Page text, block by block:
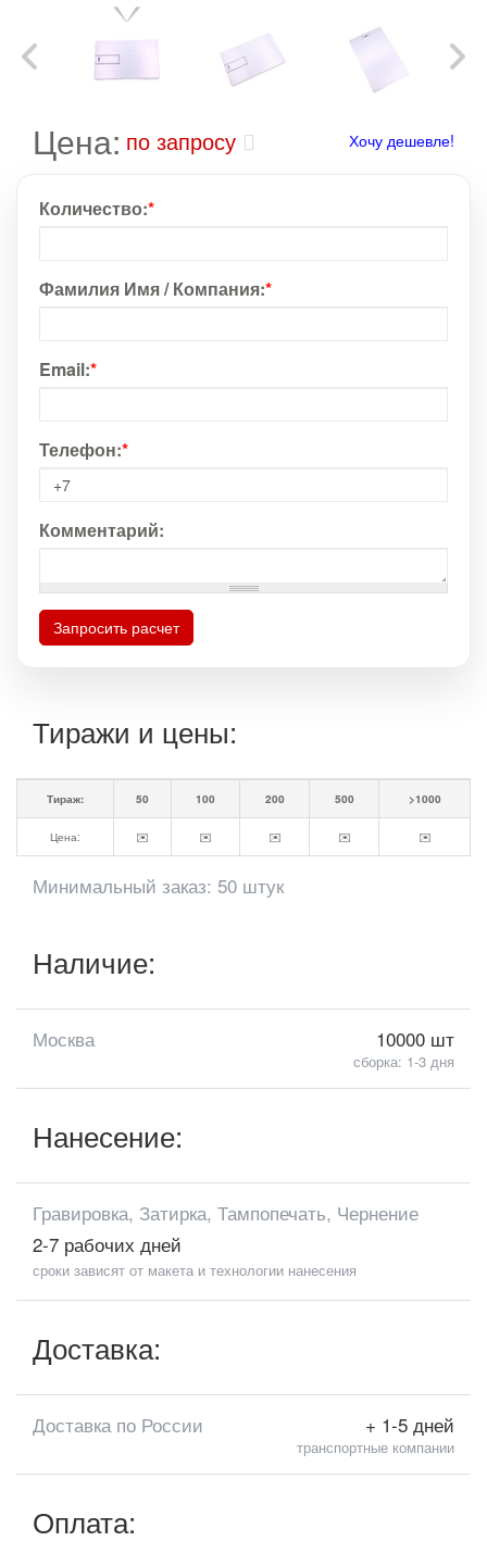
Цена: по запросу Хочу дешевле!
Количество:*
Фамилия Имя / Компания:*
Email:*
Телефон:*
Комментарий:
Запросить расчет
Тиражи и цены:
Тираж: 50 100 200 500 >1000
Цена: ✉️ ✉️ ✉️ ✉️ ✉️
Минимальный заказ: 50 штук
Наличие:
Москва 10000 шт
сборка: 1-3 дня
Нанесение:
Гравировка, Затирка, Тампопечать, Чернение
2-7 рабочих дней
сроки зависят от макета и технологии нанесения
Доставка:
Доставка по России + 1-5 дней
транспортные компании
Оплата: